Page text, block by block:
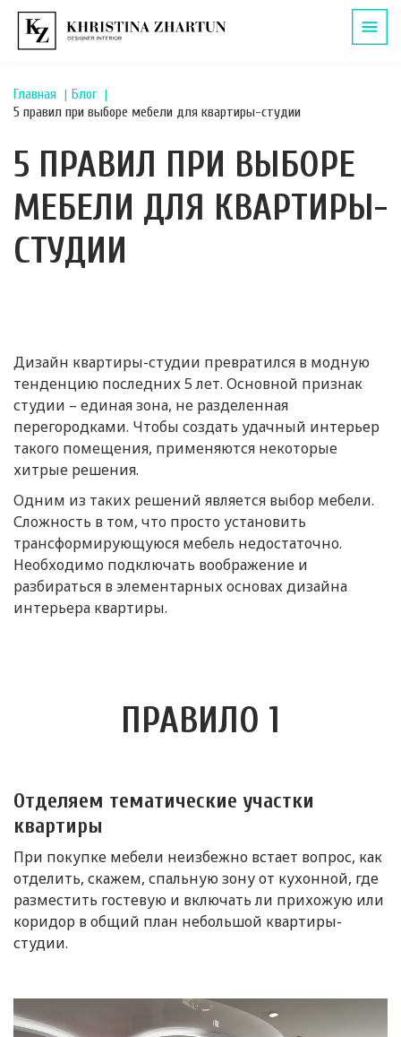
Главная
Блог
5 правил при выборе мебели для квартиры-студии
5 ПРАВИЛ ПРИ ВЫБОРЕ
МЕБЕЛИ ДЛЯ КВАРТИРЫ-
СТУДИИ
Дизайн квартиры-студии превратился в модную
тенденцию последних 5 лет. Основной признак
студии – единая зона, не разделенная
перегородками. Чтобы создать удачный интерьер
такого помещения, применяются некоторые
хитрые решения.
Одним из таких решений является выбор мебели.
Сложность в том, что просто установить
трансформирующуюся мебель недостаточно.
Необходимо подключать воображение и
разбираться в элементарных основах дизайна
интерьера квартиры.
ПРАВИЛО 1
Отделяем тематические участки
квартиры
При покупке мебели неизбежно встает вопрос, как
отделить, скажем, спальную зону от кухонной, где
разместить гостевую и включать ли прихожую или
коридор в общий план небольшой квартиры-
студии.